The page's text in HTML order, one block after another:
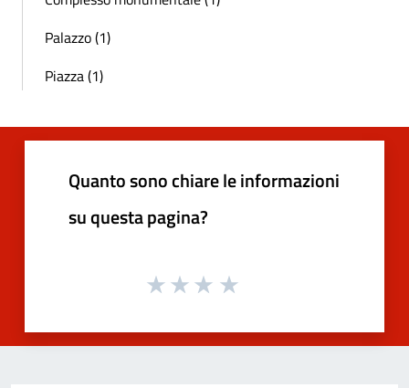
Palazzo (1)
Piazza (1)
Quanto sono chiare le informazioni
su questa pagina?